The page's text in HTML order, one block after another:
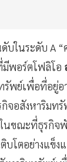
บในระดับ A “
พอร์ตโฟลิโอ
รัพย์เพื่อที่อยู่อ
จอสังหาริมท
นขณะที่ธุรกิจ
บโตอย่างแข็ง